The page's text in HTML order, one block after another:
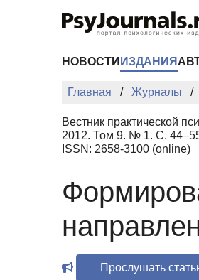
НОВОСТИ ИЗДАНИЯ
Главная Журналы
Вестник практической
2012. Том 9. № 1. С.
ISSN: 2658-3100 (online)
Прослушать